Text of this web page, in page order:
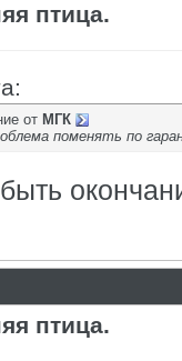
птица.
от МГК
поменять по
птица.